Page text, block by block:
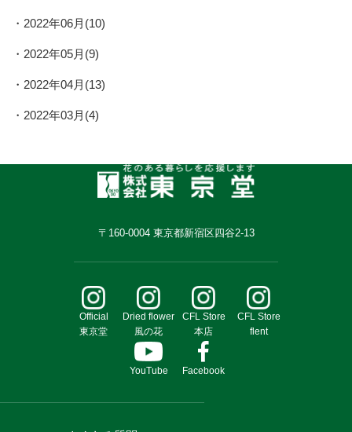
2022年06月(10)
2022年05月(9)
2022年04月(13)
2022年03月(4)
〒160-0004 東京都新宿区四谷2-13
Official
東京堂
Dried flower
風の花
CFL Store
本店
CFL Store
flent
YouTube Facebook